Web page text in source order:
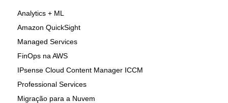
Analytics + ML
Amazon QuickSight
Managed Services
FinOps na AWS
IPsense Cloud Content Manager ICCM
Professional Services
Migração para a Nuvem